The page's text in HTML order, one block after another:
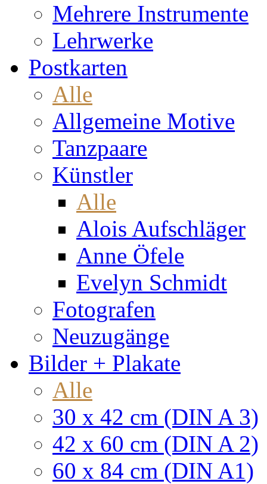
Mehrere Instrumente
Lehrwerke
Postkarten
Alle
Allgemeine Motive
Tanzpaare
Künstler
Alle
Alois Aufschläger
Anne Öfele
Evelyn Schmidt
Fotografen
Neuzugänge
Bilder + Plakate
Alle
30 x 42 cm (DIN A 3)
42 x 60 cm (DIN A 2)
60 x 84 cm (DIN A1)